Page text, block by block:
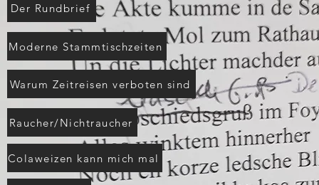
Der Rundbrief
Moderne Stammtischzeiten
Warum Zeitreisen verboten sind
Raucher/Nichtraucher
Colaweizen kann mich mal